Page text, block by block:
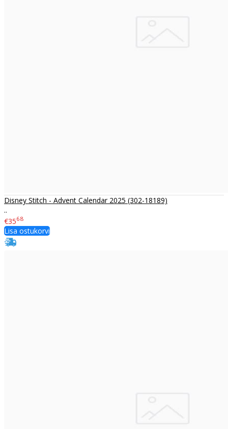
Disney Stitch - Advent Calendar 2025 (302-18189)
..
€3568
Lisa ostukorvi